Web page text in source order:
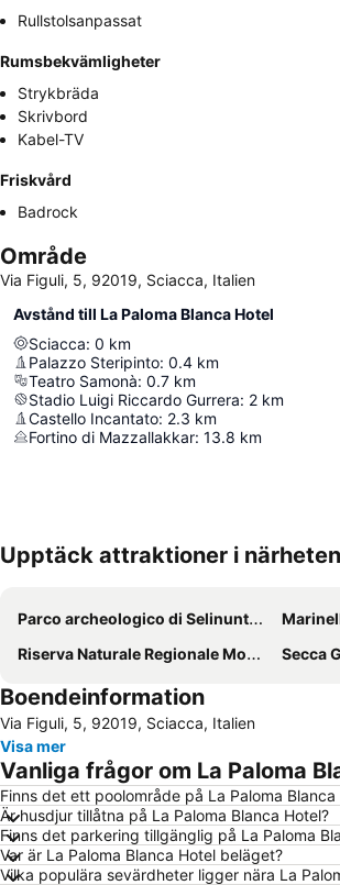
Rullstolsanpassat
Rumsbekvämligheter
Strykbräda
Skrivbord
Kabel-TV
Friskvård
Badrock
Område
Via Figuli, 5, 92019, Sciacca, Italien
Avstånd till La Paloma Blanca Hotel
Sciacca: 0 km
Palazzo Steripinto: 0.4 km
Teatro Samonà: 0.7 km
Stadio Luigi Riccardo Gurrera: 2 km
Castello Incantato: 2.3 km
Fortino di Mazzallakkar: 13.8 km
Upptäck attraktioner i närheten
Parco archeologico di Selinunte e Cave di Cusa
Riserva Naturale Regionale Monte Genuardo e Santa Maria del Bosco
Secca
Boendeinformation
Via Figuli, 5, 92019, Sciacca, Italien
Visa mer
Vanliga frågor om La Paloma
Finns det ett poolområde på La Paloma Blanca
Är husdjur tillåtna på La Paloma Blanca Hotel?
Finns det parkering tillgänglig på La Paloma
Var är La Paloma Blanca Hotel beläget?
Vilka populära sevärdheter ligger nära La